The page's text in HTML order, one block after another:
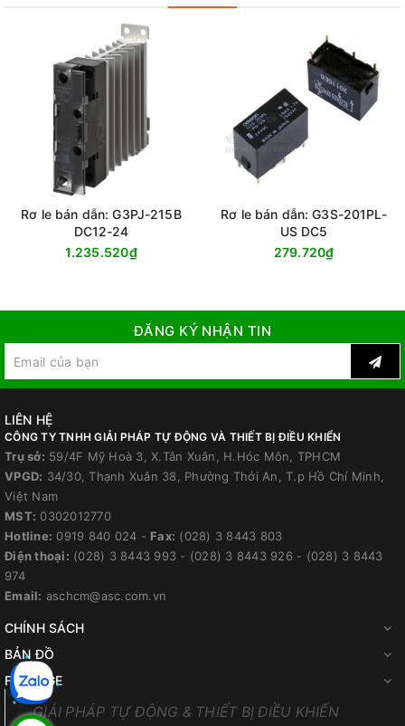
Rơ le bán dẫn: G3PJ-215B
DC12-24
1.235.520₫
Rơ le bán dẫn: G3S-201PL-
US DC5
279.720₫
ĐĂNG KÝ NHẬN TIN
LIÊN HỆ
CÔNG TY TNHH GIẢI PHÁP TỰ ĐỘNG VÀ THIẾT BỊ ĐIỀU KHIỂN
Trụ sở: 59/4F Mỹ Hoà 3, X.Tân Xuân, H.Hóc Môn, TPHCM
VPGD: 34/30, Thạnh Xuân 38, Phường Thới An, T.p Hồ Chí Minh,
Việt Nam
MST: 0302012770
Hotline: 0919 840 024 - Fax: (028) 3 8443 803
Điện thoại: (028) 3 8443 993 - (028) 3 8443 926 - (028) 3 8443
974
Email: aschcm@asc.com.vn
CHÍNH SÁCH
BẢN ĐỒ
FANPAGE
GIẢI PHÁP TỰ ĐỘNG & THIẾT BỊ ĐIỀU KHIỂN